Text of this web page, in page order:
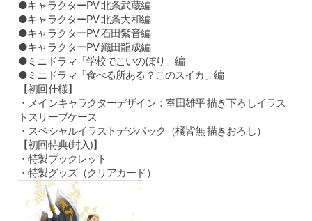
●キャラクターPV 北条武蔵編
●キャラクターPV 北条大和編
●キャラクターPV 石田紫音編
●キャラクターPV 織田龍成編
●ミニドラマ「学校でこいのぼり」編
●ミニドラマ「食べる所ある？このスイカ」編
【初回仕様】
・メインキャラクターデザイン：室田雄平 描き下ろしイラス
トスリーブケース
・スペシャルイラストデジパック（橘皆無 描きおろし）
【初回特典(封入)】
・特製ブックレット
・特製グッズ（クリアカード）